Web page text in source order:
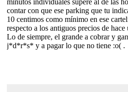
contar con que ese parking que tu
10 centimos como mínimo en ese
respecto a los antiguos precios de hace
Lo de siempre, el grande a cobrar y
j*d*r*s* y a pagar lo que no tiene :o( .